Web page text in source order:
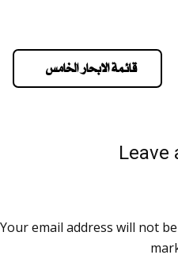
قائمة الابحار الخامس
Leave
Your email address will not